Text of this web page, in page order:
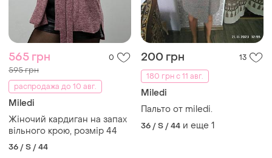
565 грн 0
595 грн
распродажа до 10 авг.
Miledi
Жіночий кардиган на запах
вільного крою, розмір 44
36 / S / 44
200 грн
13
180 грн с 11 авг.
Miledi
Пальто от miledi.
36 / S / 44 и еще 1